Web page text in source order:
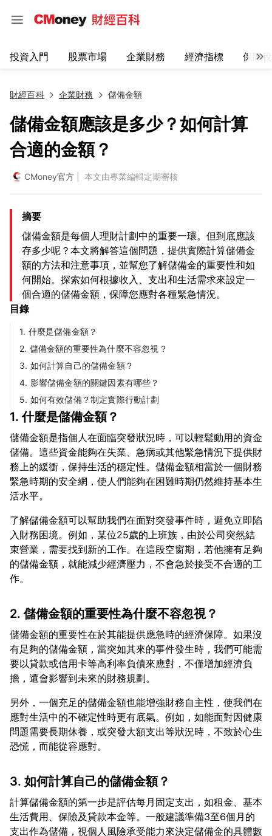
投資入門 股票市場 企業財務 經濟指標 保險
財經百科 企業財務 儲備金額
儲備金額應該是多少？如何計算
合適的金額？
CMoney官方 | 本文由專業編輯定期審核
摘要
儲備金額是每個人理財計劃中的重要一環。但到底應該
存多少呢？本文將解答這個問題，提供實際計算儲備金
額的方法和注意事項，並幫您了解儲備金的重要性和如
何開始。探索如何根據收入、支出和生活需求來設定一
個合適的儲備金額，保障您應對各種緊急情況。
目錄
1. 什麼是儲備金額？
2. 儲備金額的重要性為什麼不容忽視？
3. 如何計算自己的儲備金額？
4. 影響儲備金額的關鍵因素有哪些？
5. 如何有效儲備？制定實際行動計劃
1. 什麼是儲備金額？
儲備金額是指個人在面臨突發狀況時，可以輕鬆動用的資金
儲備。這些資金能夠在失業、急病或其他緊急情況下提供財
務上的緩衝，保持生活的穩定性。儲備金額相當於一個財務
緊急時期的安全網，使人們能夠在困難時期仍然維持基本生
了解儲備金額可以幫助我們在面對突發事件時，避免立即陷
入財務困境。例如，某位25歲的上班族，由於公司突然結
束營業，需要找到新的工作。在這段空窗期，若他擁有足夠
的儲備金額，就能減少經濟壓力，不會急於接受不合適的工
2. 儲備金額的重要性為什麼不容忽視？
儲備金額的重要性在於其能提供應急時的經濟保障。如果沒
有足夠的儲備金額，當突如其來的事件發生時，我們可能需
要以貸款或信用卡等高利率負債來應對，不僅增加經濟負
另外，一個充足的儲備金額也能增強財務自主性，使我們在
應對生活中的不確定性時更有底氣。例如，如能面對因健康
問題需要長期休養，或突發大額支出等狀況時，不致於心生
3. 如何計算自己的儲備金額？
計算儲備金額的第一步是評估每月固定支出，如租金、基本
生活費用、保險及貸款本金等。一般建議準備3至6個月的
支出作為儲備，視個人風險承受能力來決定儲備金的具體數